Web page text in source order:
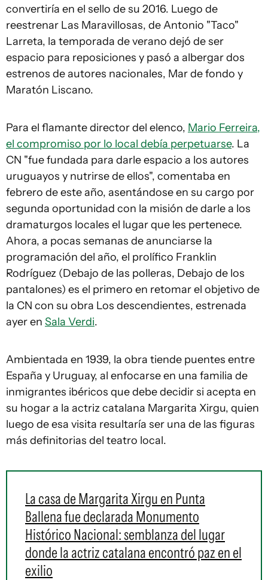
convertiría en el sello de su 2016. Luego de
reestrenar Las Maravillosas, de Antonio "Taco"
Larreta, la temporada de verano dejó de ser
espacio para reposiciones y pasó a albergar dos
estrenos de autores nacionales, Mar de fondo y
Maratón Liscano.
Para el flamante director del elenco, Mario Ferreira,
el compromiso por lo local debía perpetuarse. La
CN "fue fundada para darle espacio a los autores
uruguayos y nutrirse de ellos", comentaba en
febrero de este año, asentándose en su cargo por
segunda oportunidad con la misión de darle a los
dramaturgos locales el lugar que les pertenece.
Ahora, a pocas semanas de anunciarse la
programación del año, el prolífico Franklin
Rodríguez (Debajo de las polleras, Debajo de los
pantalones) es el primero en retomar el objetivo de
la CN con su obra Los descendientes, estrenada
ayer en Sala Verdi.
Ambientada en 1939, la obra tiende puentes entre
España y Uruguay, al enfocarse en una familia de
inmigrantes ibéricos que debe decidir si acepta en
su hogar a la actriz catalana Margarita Xirgu, quien
luego de esa visita resultaría ser una de las figuras
más definitorias del teatro local.
La casa de Margarita Xirgu en Punta
Ballena fue declarada Monumento
Histórico Nacional: semblanza del lugar
donde la actriz catalana encontró paz en el
exilio